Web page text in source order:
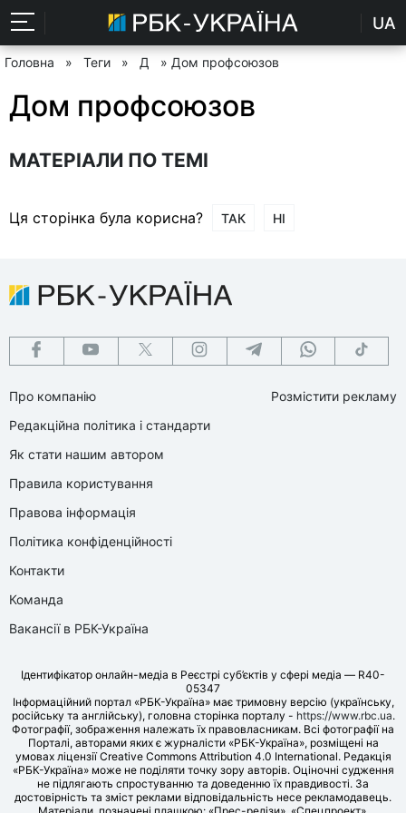
UA
Головна » Теги » Д » Дом профсоюзов
Дом профсоюзов
МАТЕРІАЛИ ПО ТЕМІ
Ця сторінка була корисна? ТАК НІ
Про компанію
Редакційна політика і стандарти
Як стати нашим автором
Правила користування
Правова інформація
Політика конфіденційності
Контакти
Команда
Вакансії в РБК-Україна
Розмістити рекламу
Ідентифікатор онлайн-медіа в Реєстрі суб’єктів у сфері медіа — R40-
05347
Інформаційний портал «РБК-Україна» має тримовну версію (українську,
російську та англійську), головна сторінка порталу - https://www.rbc.ua.
Фотографії, зображення належать їх правовласникам. Всі фотографії на
Порталі, авторами яких є журналісти «РБК-Україна», розміщені на
умовах ліцензії Creative Commons Attribution 4.0 International. Редакція
«РБК-Україна» може не поділяти точку зору авторів. Оціночні судження
не підлягають спростуванню та доведенню їх правдивості. За
достовірність та зміст реклами відповідальність несе рекламодавець.